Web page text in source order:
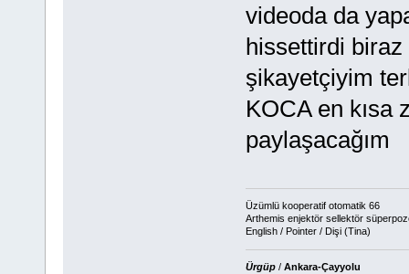
videoda da
hissettirdi
şikayetçiyim
KOCA en kısa
paylaşacağım
Üzümlü kooperatif otomatik 66
Arthemis enjektör sellektör
English / Pointer / Dişi (Tina)
Ürgüp/ Ankara-Çayyolu